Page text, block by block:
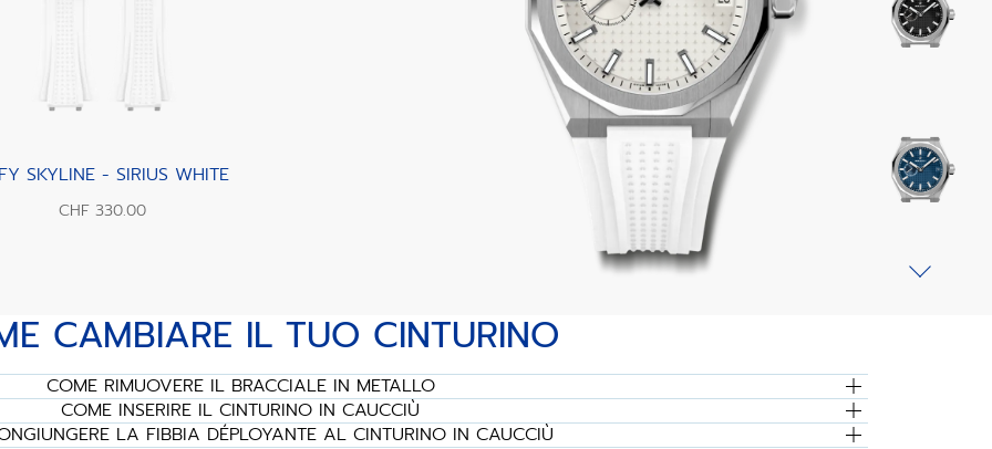
SKYLINE - SIRIUS WHITE
CHF 330.00
CAMBIARE IL TUO CINTURINO
COME RIMUOVERE IL BRACCIALE IN METALLO
COME INSERIRE IL CINTURINO IN CAUCCIÙ
LA FIBBIA DÉPLOYANTE AL CINTURINO IN CAUCCIÙ